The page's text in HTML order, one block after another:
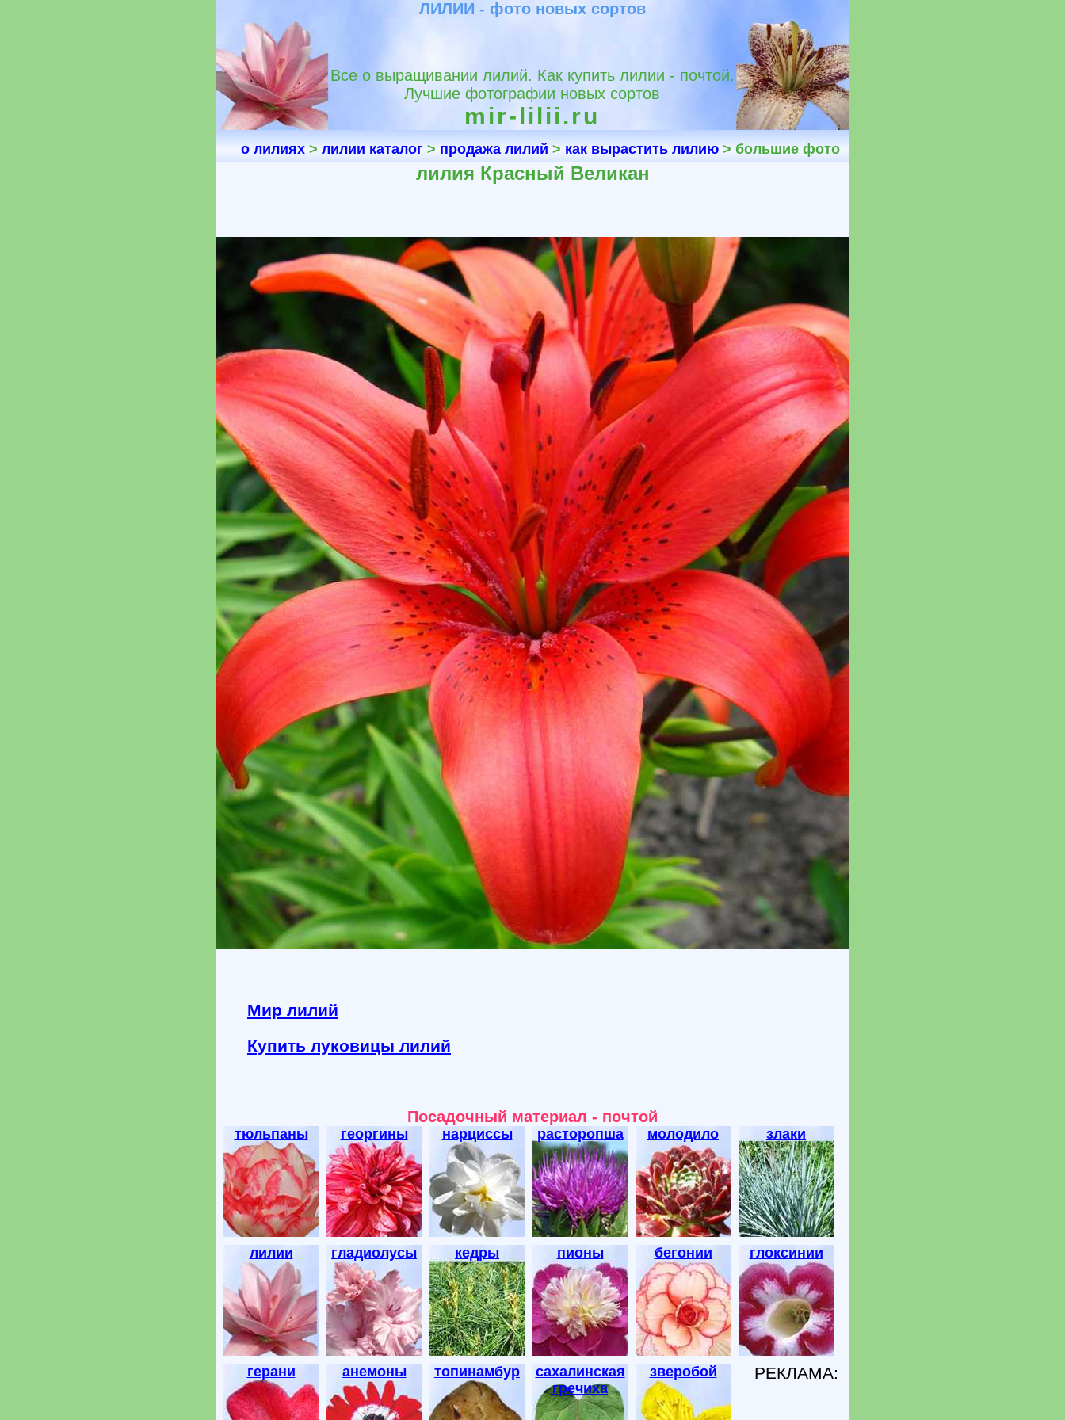
ЛИЛИИ - фото новых сортов
Все о выращивании лилий. Как купить лилии - почтой.
Лучшие фотографии новых сортов
mir-lilii.ru
о лилиях > лилии каталог > продажа лилий > как вырастить лилию > большие фото
лилия Красный Великан
Мир лилий
Купить луковицы лилий
Посадочный материал - почтой
тюльпаны георгины нарциссы расторопша молодило злаки
лилии гладиолусы кедры пионы бегонии глоксинии
герани анемоны топинамбур
сахалинская
гречиха
зверобой РЕКЛАМА: